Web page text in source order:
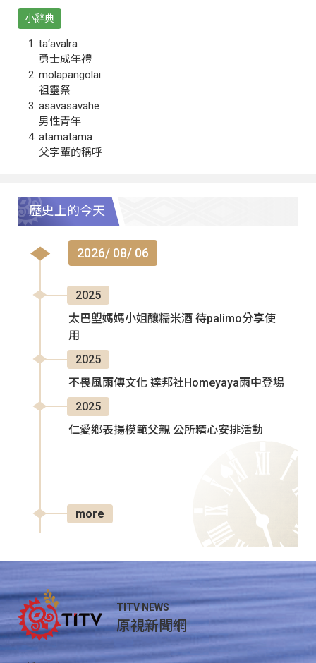
小辭典
ta‘avalra
勇士成年禮
molapangolai
祖靈祭
asavasavahe
男性青年
atamatama
父字輩的稱呼
歷史上的今天
2026/ 08/ 06
2025
太巴塱媽媽小姐釀糯米酒 待palimo分享使
用
2025
不畏風雨傳文化 達邦社Homeyaya雨中登場
2025
仁愛鄉表揚模範父親 公所精心安排活動
more
TITV NEWS
原視新聞網